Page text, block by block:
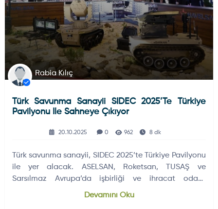
Rabia Kılıç
Türk Savunma Sanayii SIDEC 2025’te Türkiye
Pavilyonu Ile Sahneye Çıkıyor
20.10.2025 0 962 8 dk
Türk savunma sanayii, SIDEC 2025’te Türkiye Pavilyonu
ile yer alacak. ASELSAN, Roketsan, TUSAŞ ve
Sarsılmaz Avrupa’da işbirliği ve ihracat odaklı
görüşmeler yapacak.
Devamını Oku